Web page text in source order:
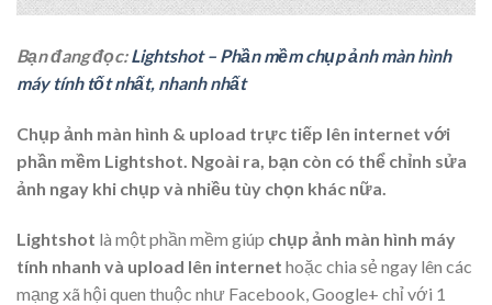
Bạn đang đọc:Lightshot – Phần mềm chụp ảnh màn hình
máy tính tốt nhất, nhanh nhất
Chụp ảnh màn hình & upload trực tiếp lên internet với
phần mềm Lightshot. Ngoài ra, bạn còn có thể chỉnh sửa
ảnh ngay khi chụp và nhiều tùy chọn khác nữa.
Lightshot là một phần mềm giúp chụp ảnh màn hình máy
tính nhanh và upload lên internet hoặc chia sẻ ngay lên các
mạng xã hội quen thuộc như Facebook, Google+ chỉ với 1